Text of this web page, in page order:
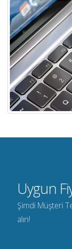
Uygun
Şimdi Müşteri
alın!